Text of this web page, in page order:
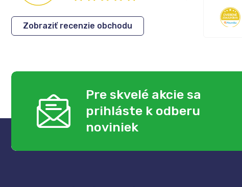
Zobraziť recenzie obchodu
Pre skvelé akcie sa
prihláste k odberu
noviniek